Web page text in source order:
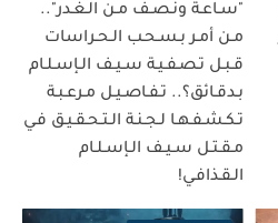
"سـاعـة ونـصـف مـن الـغـدر"..
مـن أمـر بـسـحـب الـحـراسات
قـبـل تـصـفـيـة سـيـف الـإسـلـام
بـدقـائق؟.. تـفـاصـيـل مـرعـبـة
تـكـشـفـهـا لـجـنـة الـتـحـقـيـق فـي
مـقـتـل سـيـف الـإسـلـام
الـقـذافـي!